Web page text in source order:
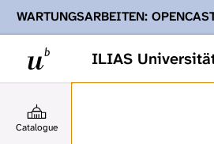
ILIAS
WARTUNGSARBEITEN:
Ihnen Podcasts, Opencast-Videos
Catalogue